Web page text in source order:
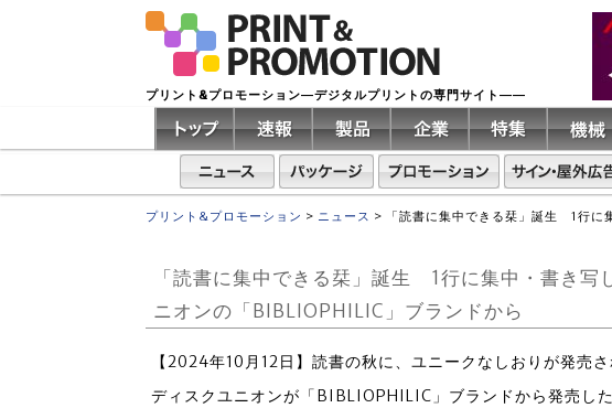
プリント&プロモーション―デジタルプリントの専門サイト――
プリント&プロモーション > ニュース > 「読書に集中できる栞」誕生 1行
「読書に集中できる栞」誕生 1行に集中・書き
ニオンの「BIBLIOPHILIC」ブランドから
【2024年10月12日】読書の秋に、ユニークなしおりが発売さ
ディスクユニオンが「BIBLIOPHILIC」ブランドから発売し